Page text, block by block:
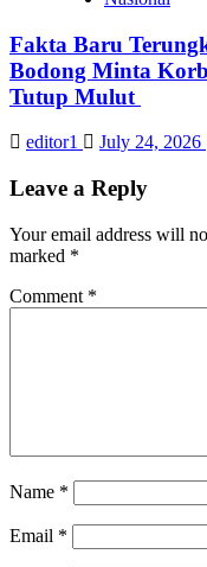
Fakta Baru
Bodong Minta
Tutup Mulut
editor1 July 24, 2026
Leave a Reply
Your email address will
marked *
Comment *
Name *
Email *